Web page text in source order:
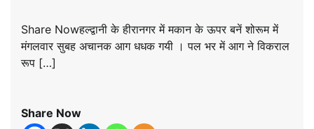
Share Nowहल्द्वानी के हीरानगर में मकान के ऊपर बनें शोरूम में
मंगलवार सुबह अचानक आग धधक गयी । पल भर में आग ने विकराल
रूप […]
Share Now